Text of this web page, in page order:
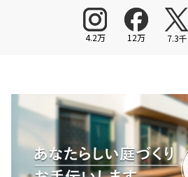
4.2万 12万 7.3千